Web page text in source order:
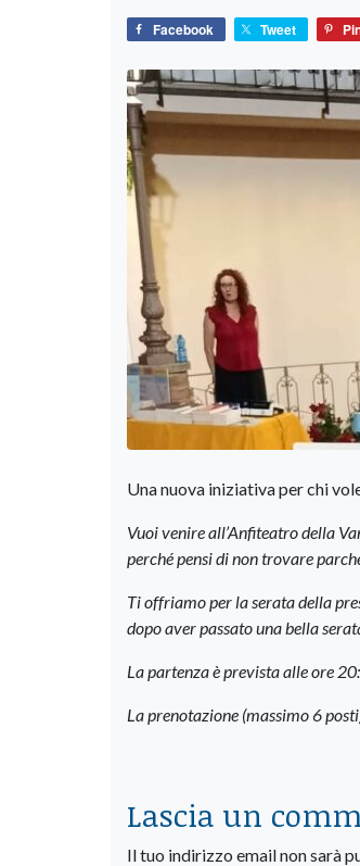
Facebook Tweet
Una nuova iniziativa per chi
Vuoi venire all’Anfiteatro della
perché pensi di non trovare
Ti offriamo per la serata della
dopo aver passato una bella
La partenza è prevista alle ore
La prenotazione (massimo 6
Lascia un
Il tuo indirizzo email non sarà